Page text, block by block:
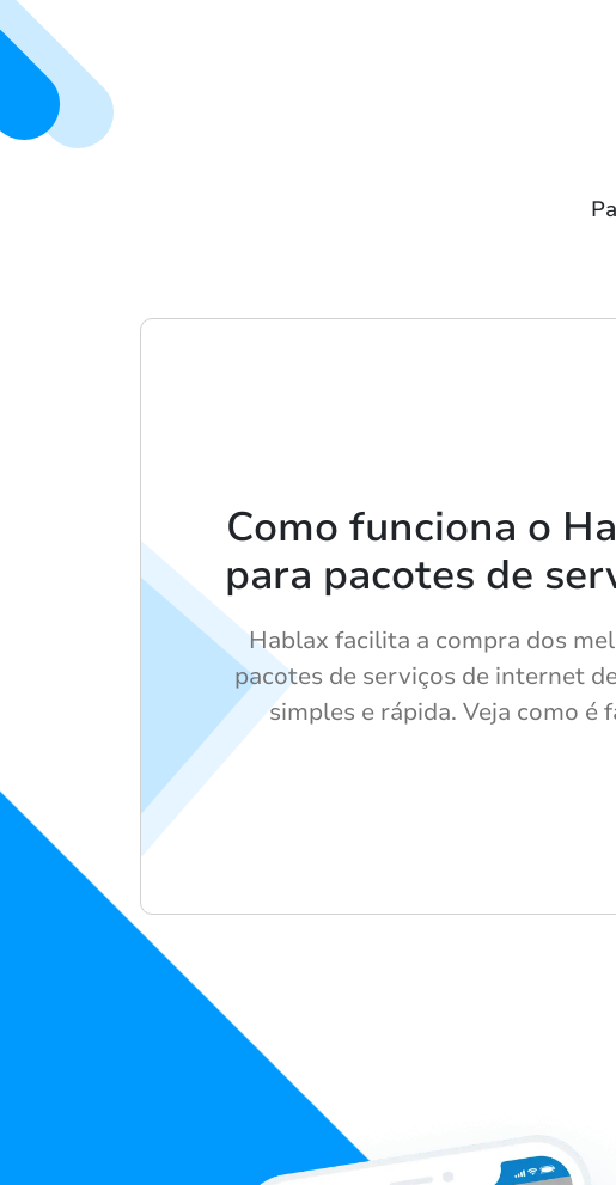
Como funciona o
para pacotes de
Hablax facilita a compra dos
pacotes de serviços de internet
simples e rápida. Veja como é